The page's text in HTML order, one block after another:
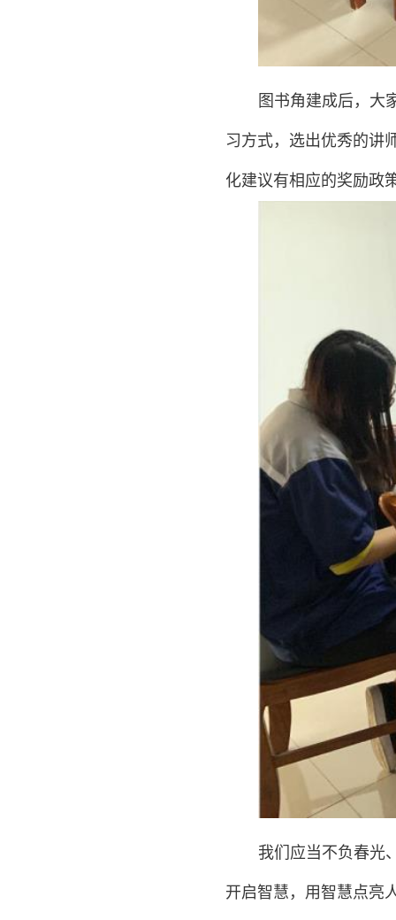
图书角建成后，大
习方式，选出优秀的讲
化建议有相应的奖励政
我们应当不负春光
开启智慧， 用 智慧点亮